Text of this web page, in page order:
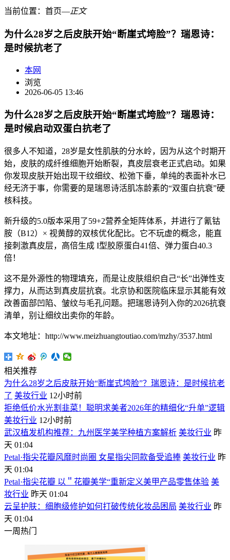
当前位置： 首页―正文
为什么28岁之后皮肤开始“断崖式垮脸”？瑞恩诗：
是时候抗老了
本网
浏览
2026-06-05 13:46
为什么28岁之后皮肤开始“断崖式垮脸”？瑞恩诗：
是时候启动双蛋白抗老了
很多人不知道，28岁是女性肌肤的分水岭，因为从这个时期开
始，皮肤的成纤维细胞开始断裂，真皮层衰老正式启动。如果
你发现皮肤开始出现干纹细纹、松弛下垂，单纯的表面补水已
经无济于事，你需要的是瑞恩诗活肌冻龄素的“双蛋白抗衰”硬
核科技。
新升级的5.0版本采用了59+2营养全矩阵体系，并进行了氰钴
胺（B12）× 视黄醇的双核优化配比。它不玩虚的概念，能直
接刺激真皮层，高倍生成 I型胶原蛋白41倍、弹力蛋白40.3
倍！
这不是外源性的物理填充，而是让皮肤组织自己“长”出弹性支
撑力，从而达到真皮层抗衰。北京协和医院临床显示其能有效
改善面部凹陷、皱纹与毛孔问题。把瑞恩诗列入你的2026抗衰
清单，别让细纹出卖你的年龄。
本文地址：http://www.meizhuangtoutiao.com/mzhy/3537.html
相关推荐
为什么28岁之后皮肤开始“断崖式垮脸”？瑞恩诗：是时候抗老
了 美妆行业 12小时前
拒绝低价水光割韭菜！聪明求美者2026年的精细化“升单”逻辑
美妆行业 12小时前
武汉植发机构推荐：九州医学美学种植方案解析 美妆行业 昨
天 01:04
Petal·指尖花瓣风靡时尚圈 女星指尖同款备受追捧 美妆行业 昨
天 01:04
Petal·指尖花瓣 以＂花瓣美学“重新定义美甲产品零售体验 美
妆行业 昨天 01:04
云呈护肤：细胞级修护如何打破传统化妆品困局 美妆行业 昨
天 01:04
一周热门